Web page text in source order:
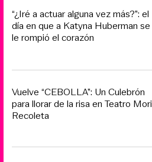
“¿Iré a actuar alguna vez más?”: el
día en que a Katyna Huberman se
le rompió el corazón
Vuelve “CEBOLLA”: Un Culebrón
para llorar de la risa en Teatro Mori
Recoleta